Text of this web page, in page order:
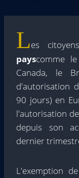
Les
payscomme
Canada, le
d'autorisation
90 jours) en
l'autorisation
depuis son
dernier
L'exemption